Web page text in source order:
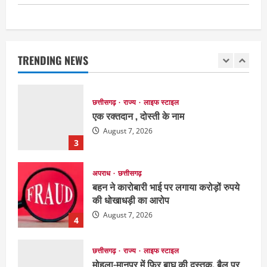
TRENDING NEWS
2
मैक में इंटीरियर डिजाइन विभाग ने मनाया
3
छत्तीसगढ़ राज्य लाइफ स्टाइल
एक रक्तदान , दोस्ती के नाम
August 7, 2026
4
अपराध छत्तीसगढ़
बहन ने कारोबारी भाई पर लगाया करोड़ों रुपये
की धोखाधड़ी का आरोप
August 7, 2026
छत्तीसगढ़ राज्य लाइफ स्टाइल
मोहला-मानपुर में फिर बाघ की दस्तक, बैल पर